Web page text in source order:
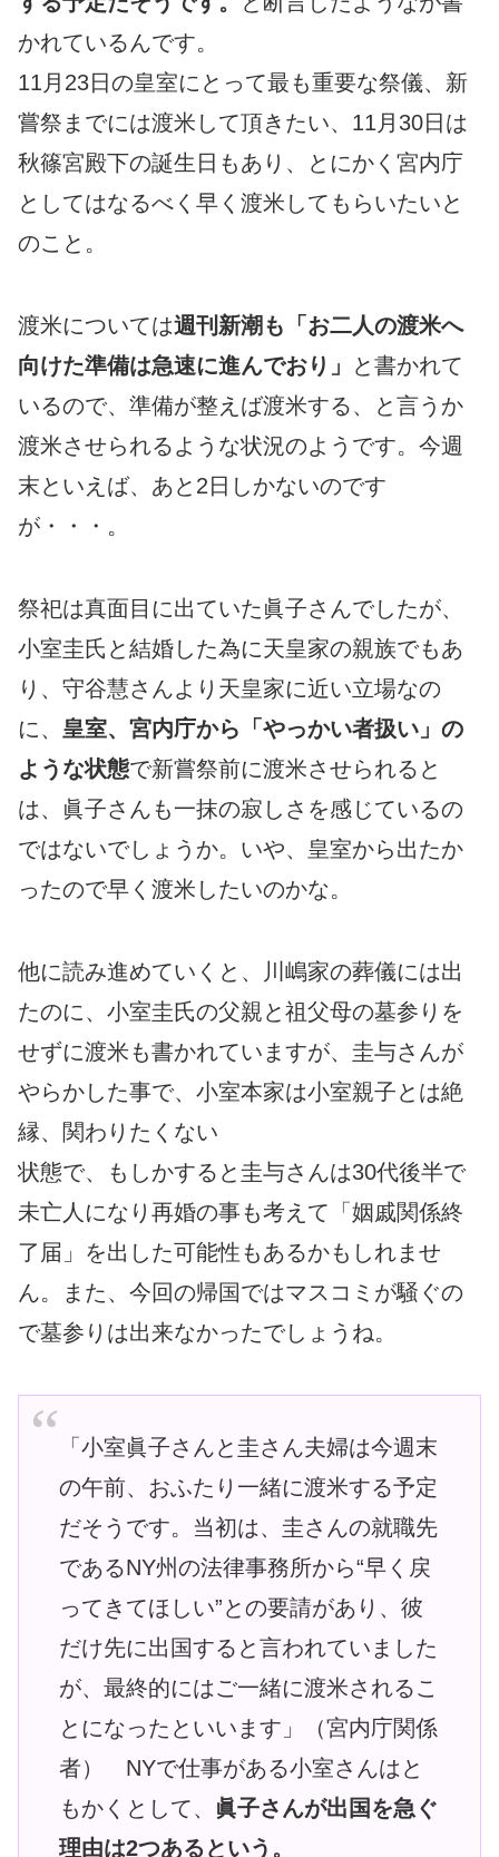
かれているんです。
11月23日の皇室にとって最も重要な祭儀、新
嘗祭までには渡米して頂きたい、11月30日は
秋篠宮殿下の誕生日もあり、とにかく宮内庁
としてはなるべく早く渡米してもらいたいと
のこと。
渡米については週刊新潮も「お二人の渡米へ
向けた準備は急速に進んでおり」
と書かれて
いるので、準備が整えば渡米する、と言うか
渡米させられるような状況のようです。今週
末といえば、あと2日しかないのです
が・・・。
祭祀は真面目に出ていた眞子さんでしたが、
小室圭氏と結婚した為に天皇家の親族でもあ
り、守谷慧さんより天皇家に近い立場なの
に、 皇室、宮内庁から「やっかい者扱い」の
ような状態で新嘗祭前に渡米させられると
は、眞子さんも一抹の寂しさを感じているの
ではないでしょうか。いや、皇室から出たか
ったので早く渡米したいのかな。
他に読み進めていくと、川嶋家の葬儀には出
たのに、小室圭氏の父親と祖父母の墓参りを
せずに渡米も書かれていますが、圭与さんが
やらかした事で、小室本家は小室親子とは絶
縁、関わりたくない
状態で、もしかすると圭与さんは30代後半で
未亡人になり再婚の事も考えて「姻戚関係終
了届」を出した可能性もあるかもしれませ
ん。また、今回の帰国ではマスコミが騒ぐの
で墓参りは出来なかったでしょうね。
「小室眞子さんと圭さん夫婦は今週末
の午前、おふたり一緒に渡米する予定
だそうです。当初は、圭さんの就職先
であるNY州の法律事務所から“早く戻
ってきてほしい”との要請があり、彼
だけ先に出国すると言われていました
が、最終的にはご一緒に渡米されるこ
とになったといいます」（宮内庁関係
者） NYで仕事がある小室さんはと
もかくとして、 眞子さんが出国を急ぐ
理由は2つあるという。